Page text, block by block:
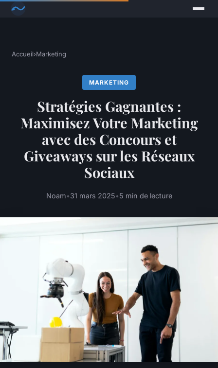
Accueil›Marketing
MARKETING
Stratégies Gagnantes :
Maximisez Votre Marketing
avec des Concours et
Giveaways sur les Réseaux
Sociaux
Noam•31 mars 2025•5 min de lecture